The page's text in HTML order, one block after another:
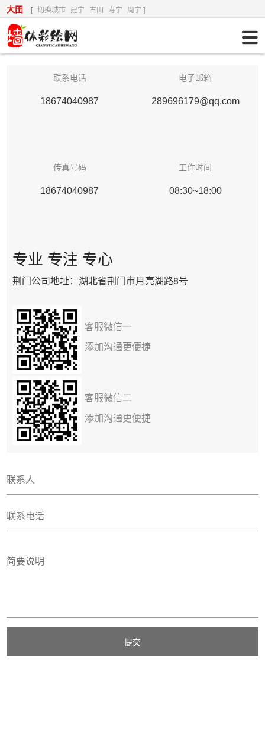
大田 [ 切换城市 建宁 古田 寿宁 周宁 ]
联系电话
18674040987
电子邮箱
289696179@qq.com
传真号码
18674040987
工作时间
08:30~18:00
专业 专注 专心
荆门公司地址：湖北省荆门市月亮湖路8号
客服微信一
添加沟通更便捷
客服微信二
添加沟通更便捷